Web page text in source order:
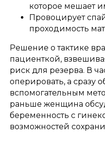
которое мешает
Провоцирует
проходимость
Решение о тактике
пациенткой,
риск для резерва. В
оперировать, а сразу
вспомогательным
раньше женщина
беременность с
возможностей